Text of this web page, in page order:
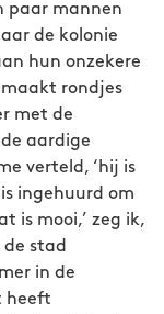
paar mannen
de kolonie
hun onzekere
rondjes
met de
de aardige
verteld, ‘hij is
ingehuurd om
is mooi,’ zeg ik,
de stad
in de
heeft